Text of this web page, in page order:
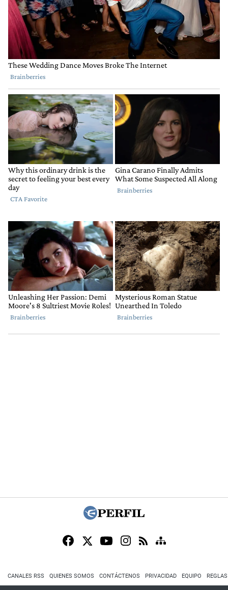
CANALES RSS QUIENES SOMOS CONTÁCTENOS PRIVACIDAD EQUIPO